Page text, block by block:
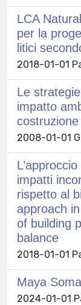
LCA
per la
litici
2018-01-01
Le
impatto
costruzione
2008-01-01
impatti
rispetto al
approach
of building
balance
2018-01-01
Maya
2024-01-01